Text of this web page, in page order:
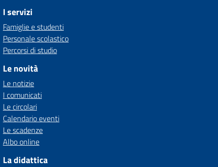
I servizi
Famiglie e studenti
Personale scolastico
Percorsi di studio
Le novità
Le notizie
I comunicati
Le circolari
Calendario eventi
Le scadenze
Albo online
La didattica